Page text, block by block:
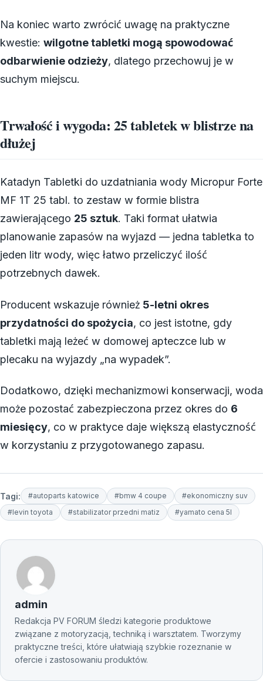
Na koniec warto zwrócić uwagę na praktyczne
kwestie: wilgotne tabletki mogą spowodować
odbarwienie odzieży, dlatego przechowuj je w
suchym miejscu.
Trwałość i wygoda: 25 tabletek w blistrze na
dłużej
Katadyn Tabletki do uzdatniania wody Micropur Forte
MF 1T 25 tabl. to zestaw w formie blistra
zawierającego 25 sztuk. Taki format ułatwia
planowanie zapasów na wyjazd — jedna tabletka to
jeden litr wody, więc łatwo przeliczyć ilość
potrzebnych dawek.
Producent wskazuje również 5-letni okres
przydatności do spożycia, co jest istotne, gdy
tabletki mają leżeć w domowej apteczce lub w
plecaku na wyjazdy „na wypadek”.
Dodatkowo, dzięki mechanizmowi konserwacji, woda
może pozostać zabezpieczona przez okres do 6
miesięcy, co w praktyce daje większą elastyczność
w korzystaniu z przygotowanego zapasu.
Tagi: #autoparts katowice #bmw 4 coupe
#ekonomiczny suv
#levin toyota
#stabilizator przedni matiz #yamato cena 5l
admin
Redakcja PV FORUM śledzi kategorie produktowe
związane z motoryzacją, techniką i warsztatem. Tworzymy
praktyczne treści, które ułatwiają szybkie rozeznanie w
ofercie i zastosowaniu produktów.